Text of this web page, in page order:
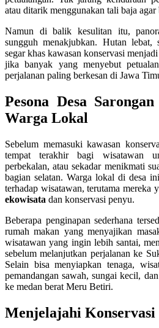
atau ditarik menggunakan tali baja
Namun di balik kesulitan itu,
sungguh menakjubkan. Hutan lebat,
segar khas kawasan konservasi
jika banyak yang menyebut
perjalanan paling berkesan di Jawa
Pesona Desa
Warga Lokal
Sebelum memasuki kawasan
tempat terakhir bagi wisatawan
perbekalan, atau sekadar menikmati
bagian selatan. Warga lokal di desa
terhadap wisatawan, terutama mereka
ekowisata dan konservasi penyu.
Beberapa penginapan sederhana
rumah makan yang menyajikan
wisatawan yang ingin lebih santai,
sebelum melanjutkan perjalanan ke
Selain bisa menyiapkan tenaga,
pemandangan sawah, sungai kecil,
ke medan berat Meru Betiri.
Menjelajahi Konservasi